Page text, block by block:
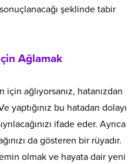
şeklinde tabir
Ağlamak
için ağlıyorsanız, hatanızdan
yaptığınız bu hatadan dolayı
ifade eder. Ayrıca
da gösteren bir rüyadır.
olmak ve hayata dair yeni